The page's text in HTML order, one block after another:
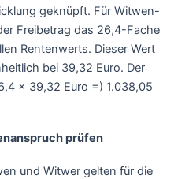
geknüpft. Für Witwen-
Freibetrag das 26,4-Fache
Rentenwerts. Dieser Wert
bei 39,32 Euro. Der
x 39,32 Euro =) 1.038,05
prüfen
und Witwer gelten für die